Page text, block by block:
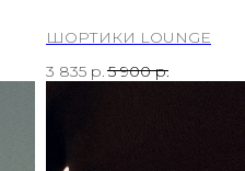
ШОРТИКИ LOUNGE
3 835 р. 5 900 р.